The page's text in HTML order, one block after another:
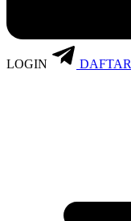
LOGIN DAFTAR